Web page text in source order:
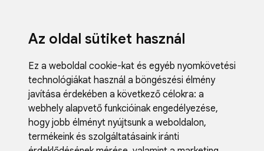
Az oldal sütiket használ
Ez a weboldal cookie-kat és egyéb nyomkövetési
technológiákat használ a böngészési élmény
javítása érdekében a következő célokra: a
webhely alapvető funkcióinak engedélyezése,
hogy jobb élményt nyújtsunk a weboldalon,
termékeink és szolgáltatásaink iránti